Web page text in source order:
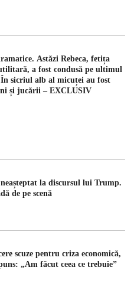
Astăzi Rebeca, fetița
a fost condusă pe ultimul
sicriul alb al micuței au fost
și jucării – EXCLUSIV
la discursul lui Trump.
de pe scenă
scuze pentru criza economică,
„Am făcut ceea ce trebuie”